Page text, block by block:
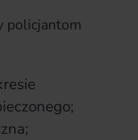
policjantom